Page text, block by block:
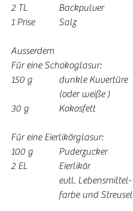
2 TL	 	Backpulver
1 Prise 	Salz
Ausserdem
Für eine Schokoglasur:
150 g 	dunkle Kuvertüre
	 	(oder weiße )
30 g	 	Kokosfett
Für eine Eierlikörglasur:
100 g	 	Puderzucker
2 EL	 	Eierlikör
	 	evtl. Lebensmittel-
	 	farbe und Streusel